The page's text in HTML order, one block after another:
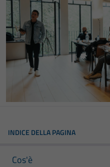
INDICE DELLA PAGINA
Cos'è